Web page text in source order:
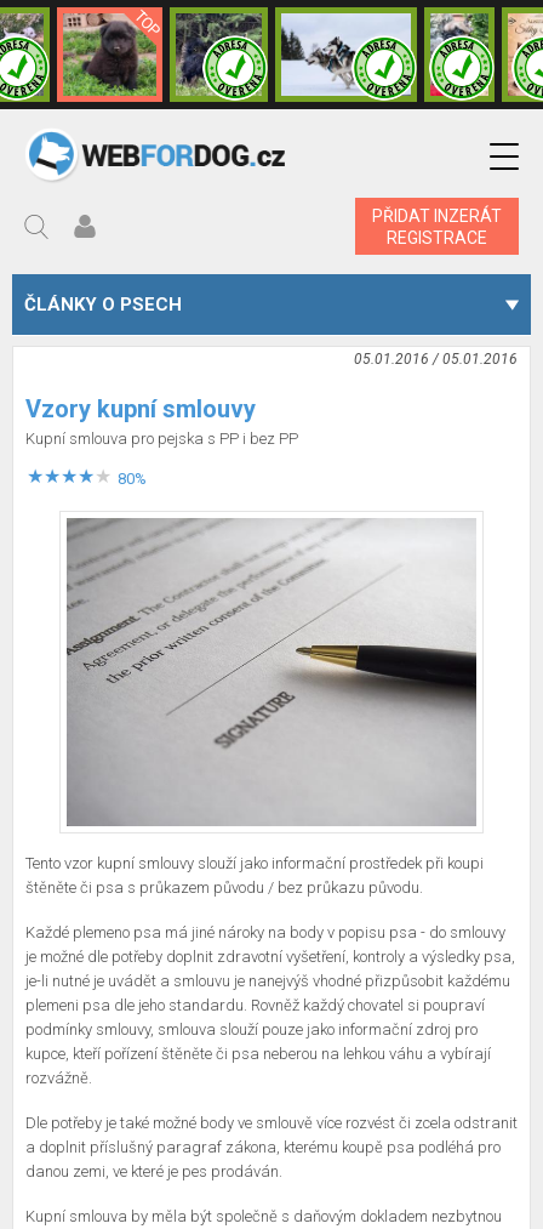
PŘIDAT INZERÁT
REGISTRACE
ČLÁNKY O PSECH
05.01.2016 / 05.01.2016
Vzory kupní smlouvy
Kupní smlouva pro pejska s PP i bez PP
80%
Tento vzor kupní smlouvy slouží jako informační prostředek při koupi
štěněte či psa s průkazem původu / bez průkazu původu.
Každé plemeno psa má jiné nároky na body v popisu psa - do smlouvy
je možné dle potřeby doplnit zdravotní vyšetření, kontroly a výsledky psa,
je-li nutné je uvádět a smlouvu je nanejvýš vhodné přizpůsobit každému
plemeni psa dle jeho standardu. Rovněž každý chovatel si poupraví
podmínky smlouvy, smlouva slouží pouze jako informační zdroj pro
kupce, kteří pořízení štěněte či psa neberou na lehkou váhu a vybírají
rozvážně.
Dle potřeby je také možné body ve smlouvě více rozvést či zcela odstranit
a doplnit příslušný paragraf zákona, kterému koupě psa podléhá pro
danou zemi, ve které je pes prodáván.
Kupní smlouva by měla být společně s daňovým dokladem nezbytnou